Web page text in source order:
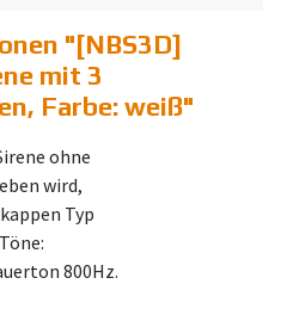
"[NBS3D]
mit 3
Farbe: weiß"
ohne
wird,
Typ
800Hz.